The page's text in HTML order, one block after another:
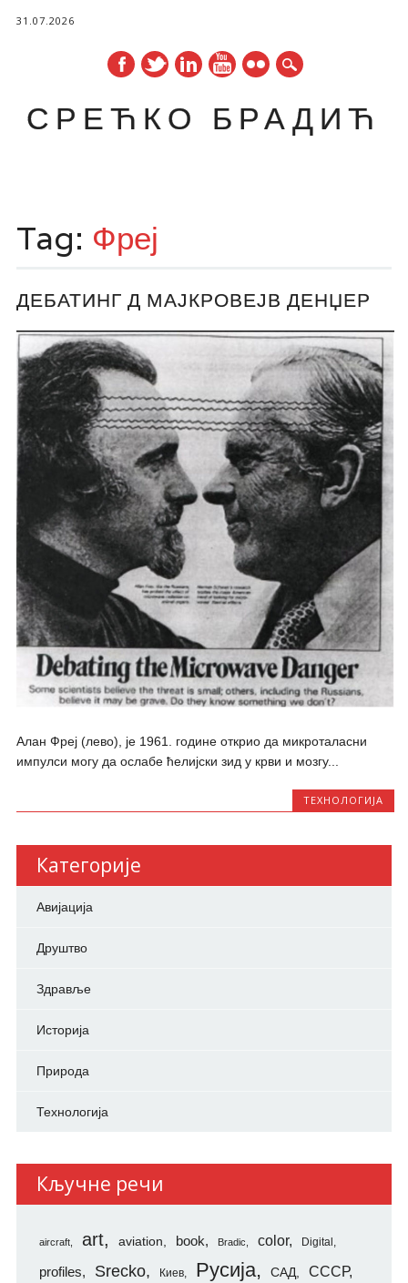
31.07.2026
СРЕЋКО БРАДИЋ
content
Tag: Фреј
ДЕБАТИНГ Д МАЈКРОВЕЈВ ДЕНЏЕР
Алан Фреј (лево), је 1961. године открио да микроталасни
импулси могу да ослабе ћелијски зид у крви и мозгу...
ТЕХНОЛОГИЈА
Категорије
Авијација
Друштво
Здравље
Историја
Природа
Технологија
Кључне речи
aircraft art aviation book Bradic color Digital
profiles Srecko Киев Русија САД СССР